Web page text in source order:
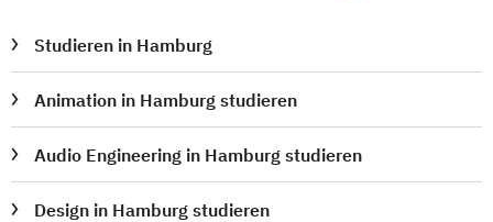
Studieren in Hamburg
Animation in Hamburg studieren
Audio Engineering in Hamburg studieren
Design in Hamburg studieren